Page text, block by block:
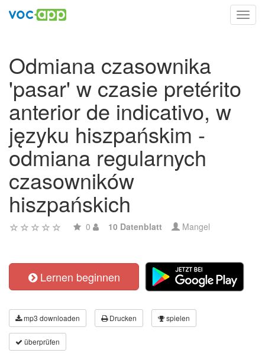
Odmiana czasownika
'pasar' w czasie pretérito
anterior de indicativo, w
języku hiszpańskim -
odmiana regularnych
czasowników
hiszpańskich
0 10 Datenblatt Mangel
Lernen beginnen
mp3 downloaden Drucken spielen
überprüfen